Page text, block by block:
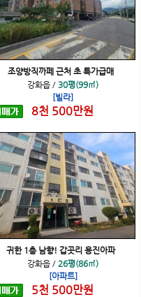
조양방직까페 근처 초 특가급매
강화읍 / 30평(99㎡)
[빌라]
8천 500만원
귀한 1층 남향! 갑곳리 용진아파
강화읍 / 26평(86㎡)
[아파트]
5천 500만원